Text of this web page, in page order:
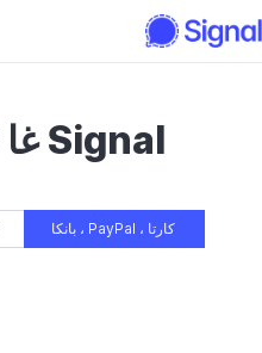
‫Signal غا ئىئانە قىلىڭ
كارتا ، PayPal ، بانكا